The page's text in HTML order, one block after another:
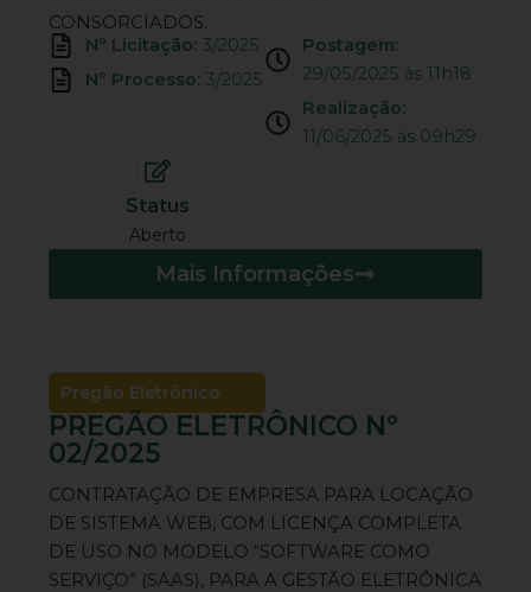
CONSORCIADOS.
Nº Licitação: 3/2025
Nº Processo: 3/2025
Postagem:
29/05/2025 às 11h18
Realização:
11/06/2025 às 09h29
Status
Aberto
Mais Informações
Pregão Eletrônico
PREGÃO ELETRÔNICO Nº
02/2025
CONTRATAÇÃO DE EMPRESA PARA LOCAÇÃO
DE SISTEMA WEB, COM LICENÇA COMPLETA
DE USO NO MODELO “SOFTWARE COMO
SERVIÇO” (SAAS), PARA A GESTÃO ELETRÔNICA